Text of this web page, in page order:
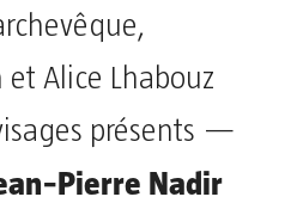
Alice Lhabouz
présents —
Nadir